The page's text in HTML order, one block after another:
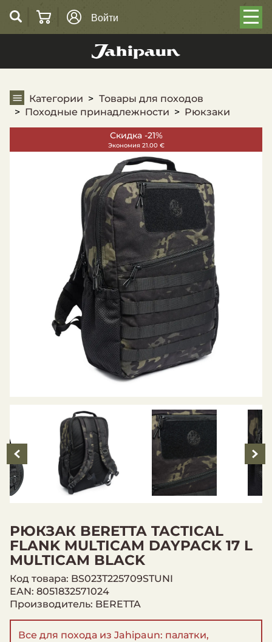
Войти
Категории
Товары для походов
Походные принадлежности
Pюкзаки
Скидка -21%
Экономия 21.00 €
РЮКЗАК BERETTA TACTICAL
FLANK MULTICAM DAYPACK 17 L
MULTICAM BLACK
Код товара: BS023T225709STUNI
EAN: 8051832571024
Производитель: BERETTA
Все для похода из Jahipaun: палатки,